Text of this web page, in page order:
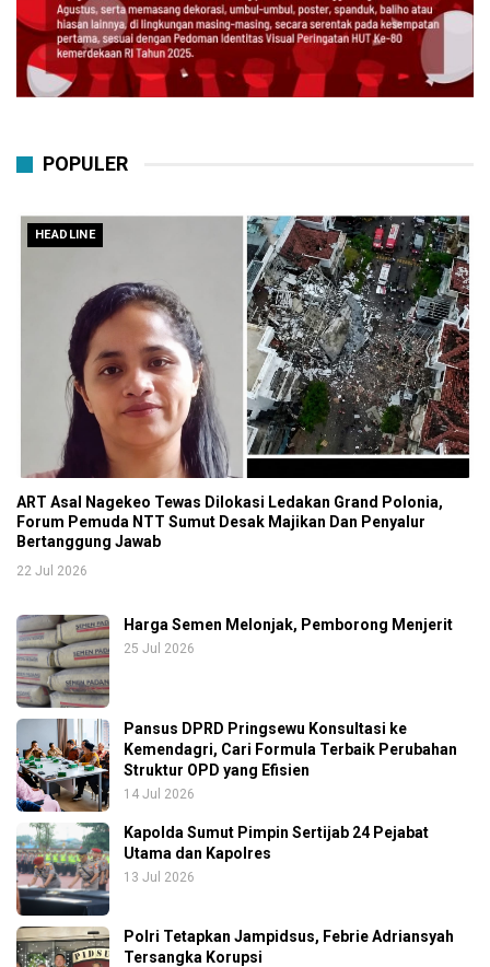
POPULER
HEADLINE
ART Asal Nagekeo Tewas Dilokasi Ledakan Grand Polonia,
Forum Pemuda NTT Sumut Desak Majikan Dan Penyalur
Bertanggung Jawab
22 Jul 2026
Harga Semen Melonjak, Pemborong Menjerit
25 Jul 2026
Pansus DPRD Pringsewu Konsultasi ke
Kemendagri, Cari Formula Terbaik Perubahan
Struktur OPD yang Efisien
14 Jul 2026
Kapolda Sumut Pimpin Sertijab 24 Pejabat
Utama dan Kapolres
13 Jul 2026
Polri Tetapkan Jampidsus, Febrie Adriansyah
Tersangka Korupsi